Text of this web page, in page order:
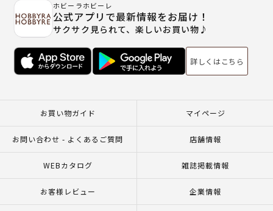
ホビーラホビーレ
公式アプリで最新情報をお届け！
サクサク見られて、楽しいお買い物♪
詳しくはこちら
お買い物ガイド マイページ
お問い合わせ - よくあるご質問 店舗情報
WEBカタログ 雑誌掲載情報
お客様レビュー 企業情報